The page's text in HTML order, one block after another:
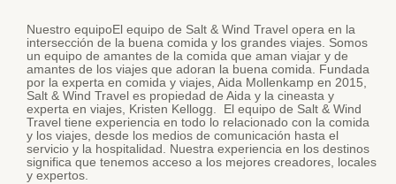
Nuestro equipoEl equipo de Salt & Wind Travel opera en la
intersección de la buena comida y los grandes viajes. Somos
un equipo de amantes de la comida que aman viajar y de
amantes de los viajes que adoran la buena comida. Fundada
por la experta en comida y viajes, Aida Mollenkamp en 2015,
Salt & Wind Travel es propiedad de Aida y la cineasta y
experta en viajes, Kristen Kellogg. El equipo de Salt & Wind
Travel tiene experiencia en todo lo relacionado con la comida
y los viajes, desde los medios de comunicación hasta el
servicio y la hospitalidad. Nuestra experiencia en los destinos
significa que tenemos acceso a los mejores creadores, locales
y expertos.